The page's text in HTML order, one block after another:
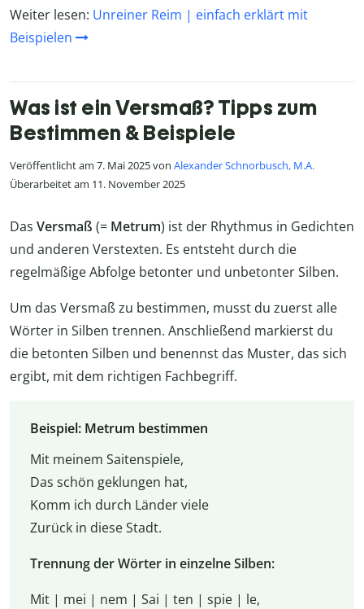
Weiter lesen: Unreiner Reim | einfach erklärt mit
Beispielen
Was ist ein Versmaß? Tipps zum
Bestimmen & Beispiele
Veröffentlicht am 7. Mai 2025 von Alexander Schnorbusch, M.A.
Überarbeitet am 11. November 2025
Das Versmaß (= Metrum) ist der Rhythmus in Gedichten
und anderen Verstexten. Es entsteht durch die
regelmäßige Abfolge betonter und unbetonter Silben.
Um das Versmaß zu bestimmen, musst du zuerst alle
Wörter in Silben trennen. Anschließend markierst du
die betonten Silben und benennst das Muster, das sich
ergibt, mit dem richtigen Fachbegriff.
Beispiel: Metrum bestimmen
Mit meinem Saitenspiele,
Das schön geklungen hat,
Komm ich durch Länder viele
Zurück in diese Stadt.
Trennung der Wörter in einzelne Silben:
Mit | mei | nem | Sai | ten | spie | le,